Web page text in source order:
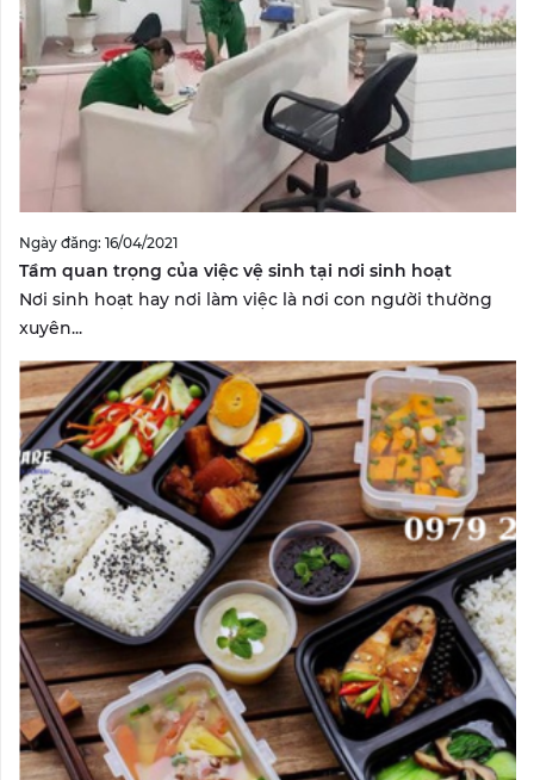
Ngày đăng: 16/04/2021
Tầm quan trọng của việc vệ sinh tại nơi sinh hoạt
Nơi sinh hoạt hay nơi làm việc là nơi con người thường
xuyên...